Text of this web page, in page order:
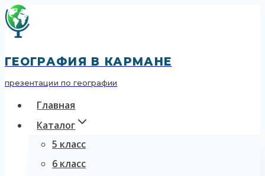
Перейти
ГЕОГРАФИЯ В КАРМАНЕ
презентации по географии
Главная
Каталог
5 класс
6 класс